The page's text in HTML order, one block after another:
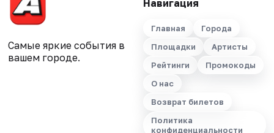
Самые яркие события в
вашем городе.
Навигация
Главная
Города
Площадки
Артисты
Рейтинги
Промокоды
О нас
Возврат билетов
Политика
конфиденциальности